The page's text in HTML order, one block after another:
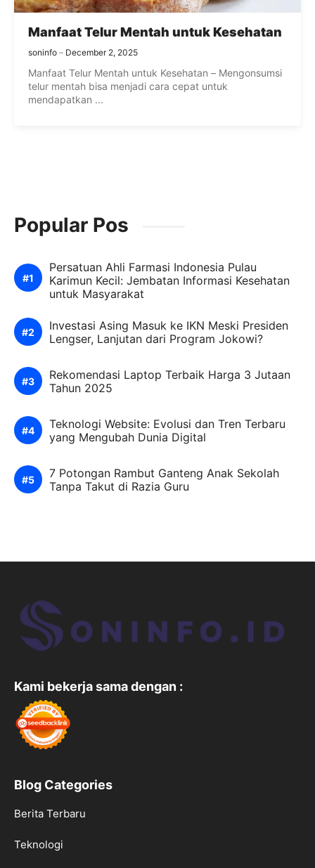
Manfaat Telur Mentah untuk Kesehatan
soninfo December 2, 2025
Manfaat Telur Mentah untuk Kesehatan – Mengonsumsi
telur mentah bisa menjadi cara cepat untuk
mendapatkan ...
Popular Pos
Persatuan Ahli Farmasi Indonesia Pulau
Karimun Kecil: Jembatan Informasi Kesehatan
untuk Masyarakat
Investasi Asing Masuk ke IKN Meski Presiden
Lengser, Lanjutan dari Program Jokowi?
Rekomendasi Laptop Terbaik Harga 3 Jutaan
Tahun 2025
Teknologi Website: Evolusi dan Tren Terbaru
yang Mengubah Dunia Digital
7 Potongan Rambut Ganteng Anak Sekolah
Tanpa Takut di Razia Guru
Kami bekerja sama dengan :
Blog Categories
Berita Terbaru
Teknologi